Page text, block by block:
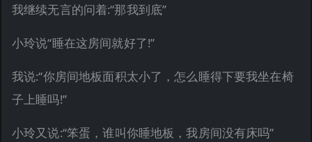
我继续无言的问着:“那我到底”
小玲说“睡在这房间就好了!”
我说:“你房间地板面积太小了，怎么睡得下要我坐在椅
子上睡吗!”
小玲又说:“笨蛋，谁叫你睡地板，我房间没有床吗”